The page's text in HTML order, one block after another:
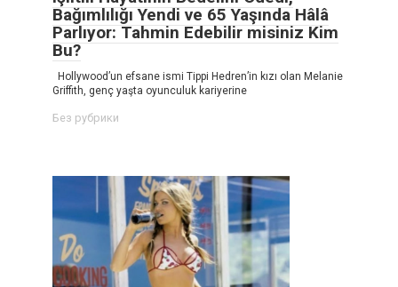
Bağımlılığı Yendi ve 65 Yaşında Hâlâ
Parlıyor: Tahmin Edebilir misiniz Kim
Bu?
Hollywood’un efsane ismi Tippi Hedren’in kızı olan Melanie
Griffith, genç yaşta oyunculuk kariyerine
Без рубрики